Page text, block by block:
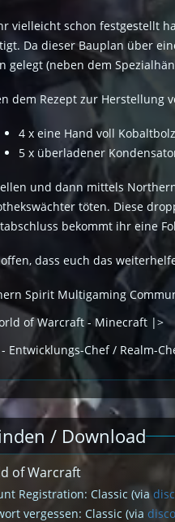
vielleicht schon festgestellt
Da dieser Bauplan über
gelegt (neben dem
dem Rezept zur Herstellung
4 x eine Hand voll
5 x überladener
und dann mittels
töten. Diese
bekommt ihr eine
dass euch das
Spirit Multigaming
of Warcraft - Minecraft |>
- Entwicklungs-Chef / Realm-
/ Download
of Warcraft
Registration: Classic (via
vergessen: Classic (via